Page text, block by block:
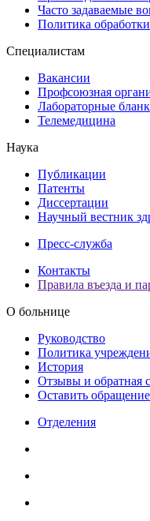
Часто задаваемые
Политика
Специалистам
Вакансии
Профсоюзная
Лабораторные
Телемедицина
Наука
Публикации
Патенты
Диссертации
Научный вестник
Пресс-служба
Контакты
Правила въезда и
О больнице
Руководство
Политика
История
Отзывы и обратная
Оставить обращение
Отделения